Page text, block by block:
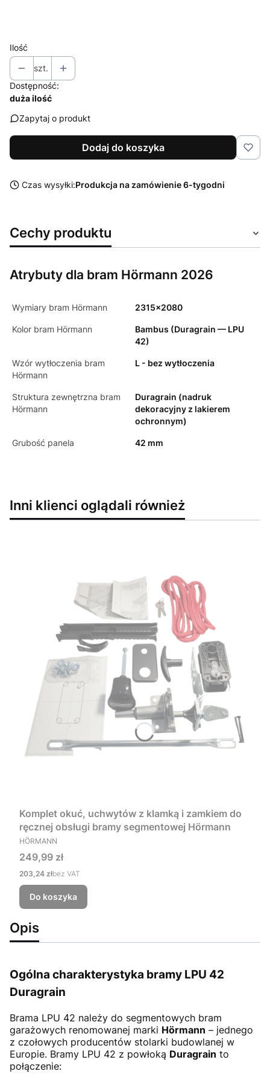
Ilość
szt.
Dostępność:
duża ilość
Zapytaj o produkt
Dodaj do koszyka
Czas wysyłki:Produkcja na zamówienie 6-tygodni
Cechy produktu
Atrybuty dla bram Hörmann 2026
Wymiary bram Hörmann 2315x2080
Kolor bram Hörmann
Bambus (Duragrain — LPU
42)
Wzór wytłoczenia bram
Hörmann
L - bez wytłoczenia
Struktura zewnętrzna bram
Hörmann
Duragrain (nadruk
dekoracyjny z lakierem
ochronnym)
Grubość panela 42 mm
Inni klienci oglądali również
Komplet okuć, uchwytów z klamką i zamkiem do
ręcznej obsługi bramy segmentowej Hörmann
PRODUCENT
HÖRMANN
Cena
249,99 zł
Cena
203,24 złbez VAT
Do koszyka
Opis
Ogólna charakterystyka bramy LPU 42
Duragrain
Brama LPU 42 należy do segmentowych bram
garażowych renomowanej marki Hörmann – jednego
z czołowych producentów stolarki budowlanej w
Europie. Bramy LPU 42 z powłoką Duragrain to
połączenie: